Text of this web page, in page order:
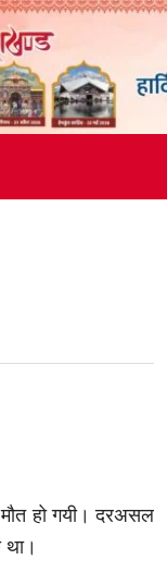
हो गयी। दरअसल